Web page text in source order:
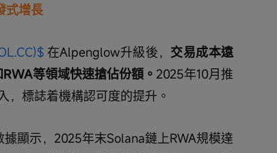
式增長
在Alpenglow升級後， 交易成本遠
等領域快速搶佔份額。 2025年10月推
，標誌着機構認可度的提升。
據顯示，2025年末Solana鏈上RWA規模達